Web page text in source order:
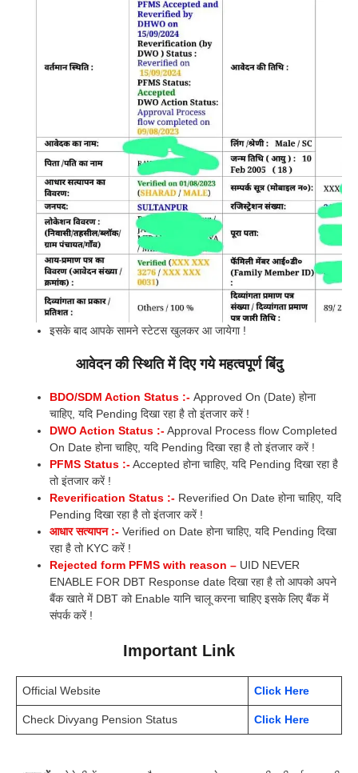
इसके बाद आपके सामने स्टेटस खुलकर आ जायेगा !
आवेदन की स्थिति में दिए गये महत्वपूर्ण बिंदु
BDO/SDM Action Status :- Approved On (Date) होना
चाहिए, यदि Pending दिखा रहा है तो इंतजार करें !
DWO Action Status :-Approval Process flow Completed
On Date होना चाहिए, यदि Pending दिखा रहा है तो इंतजार करें !
PFMS Status :-Accepted होना चाहिए, यदि Pending दिखा रहा है
तो इंतजार करें !
Reverification Status :- Reverified On Date होना चाहिए, यदि
Pending दिखा रहा है तो इंतजार करें !
आधार सत्यापन :- Verified on Date होना चाहिए, यदि Pending दिखा
रहा है तो KYC करें !
Rejected form PFMS with reason – UID NEVER
ENABLE FOR DBT Response date दिखा रहा है तो आपको अपने
बैंक खाते में DBT को Enable यानि चालू करना चाहिए इसके लिए बैंक में
संपर्क करें !
Important Link
Official Website Click Here
Check Divyang Pension Status Click Here